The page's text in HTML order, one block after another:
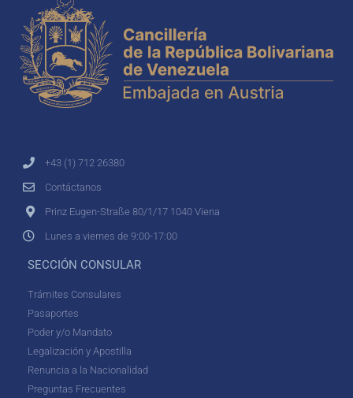
+43 (1) 712 26380
Contáctanos
Prinz Eugen-Straße 80/1/17 1040 Viena
Lunes a viernes de 9:00-17:00
SECCIÓN CONSULAR
Trámites Consulares
Pasaportes
Poder y/o Mandato
Legalización y Apostilla
Renuncia a la Nacionalidad
Preguntas Frecuentes